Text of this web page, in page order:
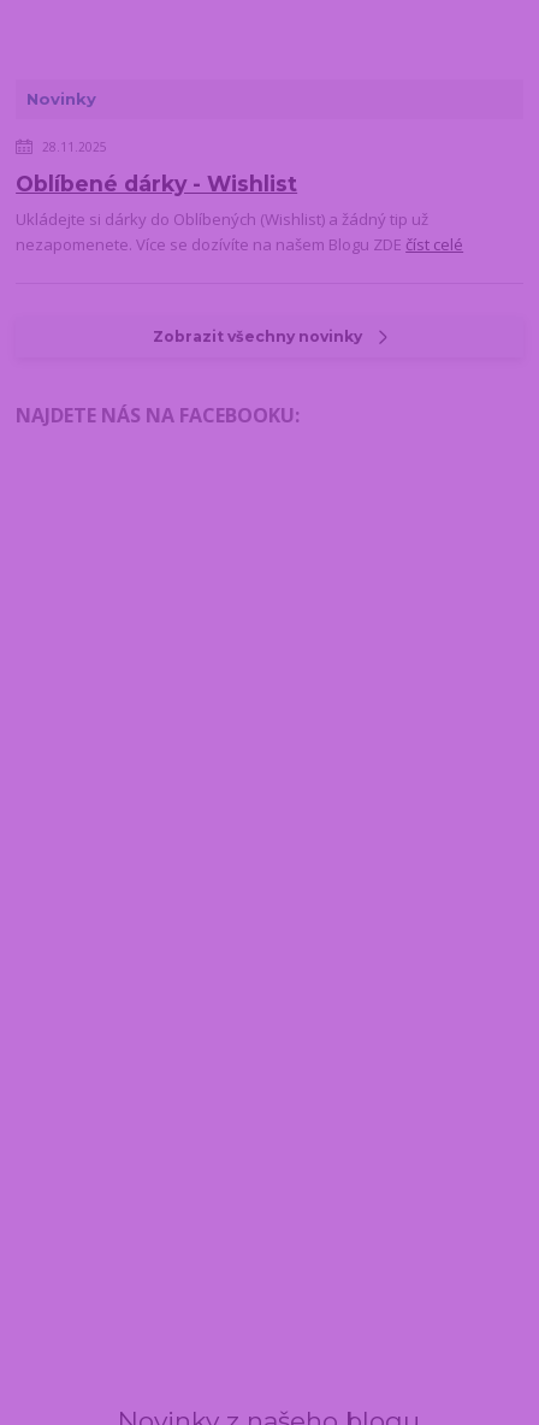
Novinky
28.11.2025
Oblíbené dárky - Wishlist
Ukládejte si dárky do Oblíbených (Wishlist) a žádný tip už
nezapomenete. Více se dozívíte na našem Blogu ZDE číst celé
Zobrazit všechny novinky
NAJDETE NÁS NA FACEBOOKU: